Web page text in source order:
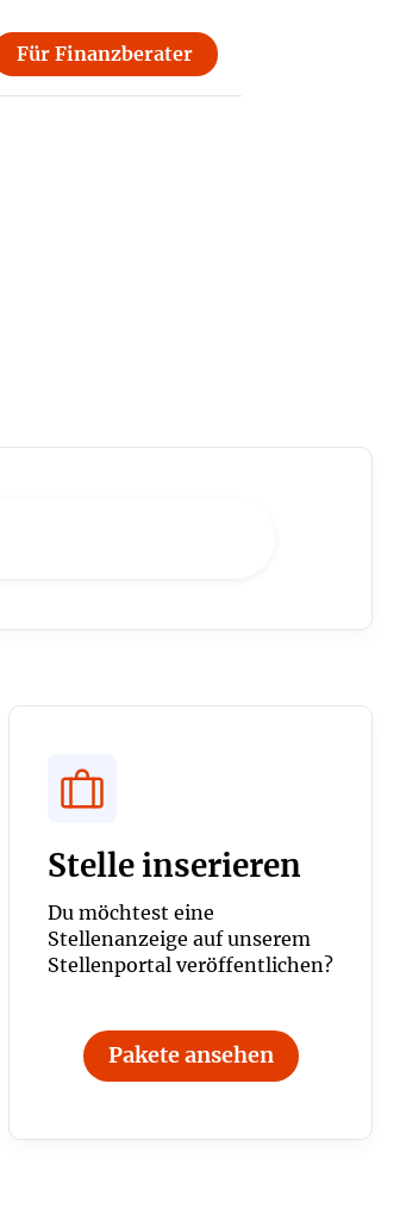
Für Finanzberater
Stelle inserieren
Du möchtest eine
Stellenanzeige auf unserem
Stellenportal veröffentlichen?
Pakete ansehen